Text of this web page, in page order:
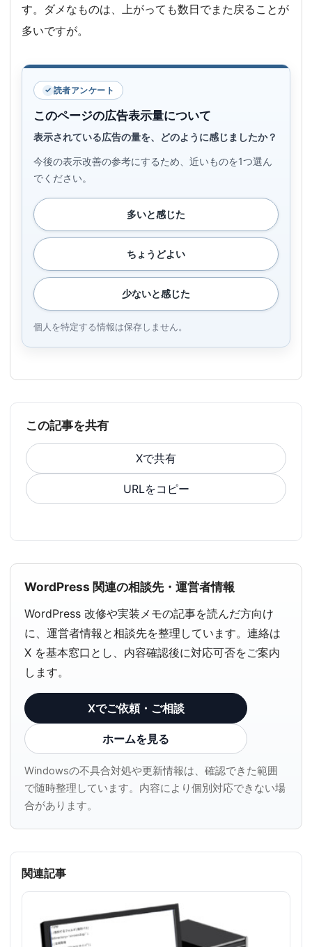
す。ダメなものは、上がっても数日でまた戻ることが
多いですが。
読者アンケート
このページの広告表示量について
表示されている広告の量を、どのように感じましたか？
今後の表示改善の参考にするため、近いものを1つ選ん
でください。
多いと感じた
ちょうどよい
少ないと感じた
個人を特定する情報は保存しません。
この記事を共有
Xで共有
URLをコピー
WordPress 関連の相談先・運営者情報
WordPress 改修や実装メモの記事を読んだ方向け
に、運営者情報と相談先を整理しています。連絡は
X を基本窓口とし、内容確認後に対応可否をご案内
します。
Xでご依頼・ご相談
ホームを見る
Windowsの不具合対処や更新情報は、確認できた範囲
で随時整理しています。内容により個別対応できない場
合があります。
関連記事